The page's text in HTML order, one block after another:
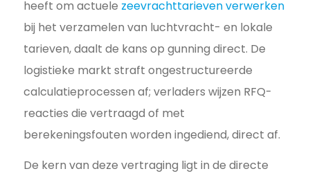
heeft om actuele zeevrachttarieven verwerken
bij het verzamelen van luchtvracht- en lokale
tarieven, daalt de kans op gunning direct. De
logistieke markt straft ongestructureerde
calculatieprocessen af; verladers wijzen RFQ-
reacties die vertraagd of met
berekeningsfouten worden ingediend, direct af.
De kern van deze vertraging ligt in de directe